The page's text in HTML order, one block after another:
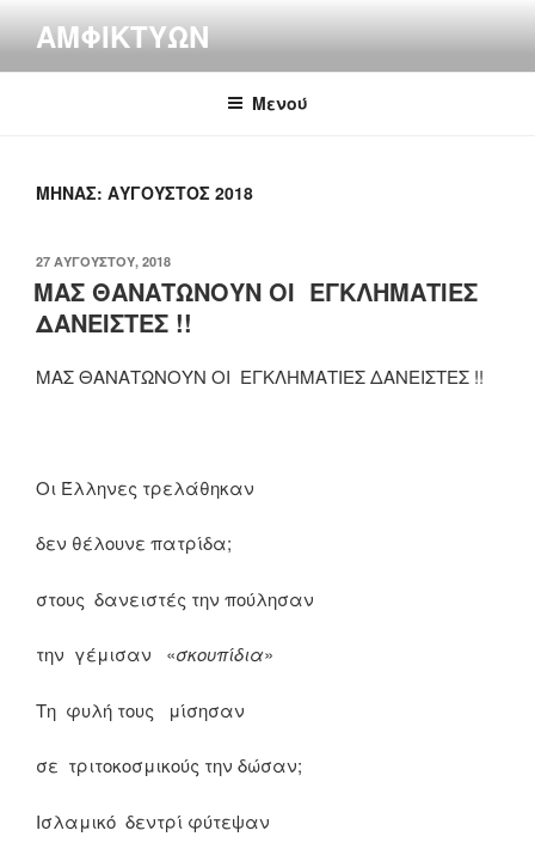
περιεχόμενο
ΑΜΦΙΚΤΎΩΝ
Μενού
ΜΉΝΑΣ: ΑΎΓΟΥΣΤΟΣ 2018
ΔΗΜΟΣΙΕΎΤΗΚΕ
ΣΤΙΣ
27 ΑΥΓΟΎΣΤΟΥ, 2018
ΜΑΣ ΘΑΝΑΤΩΝΟΥΝ ΟΙ ΕΓΚΛΗΜΑΤΙΕΣ
ΔΑΝΕΙΣΤΕΣ !!
ΜΑΣ ΘΑΝΑΤΩΝΟΥΝ ΟΙ ΕΓΚΛΗΜΑΤΙΕΣ ΔΑΝΕΙΣΤΕΣ !!
Οι Έλληνες τρελάθηκαν
δεν θέλουνε πατρίδα;
στους δανειστές την πούλησαν
την γέμισαν «σκουπίδια»
Τη φυλή τους μίσησαν
σε τριτοκοσμικούς την δώσαν;
Ισλαμικό δεντρί φύτεψαν